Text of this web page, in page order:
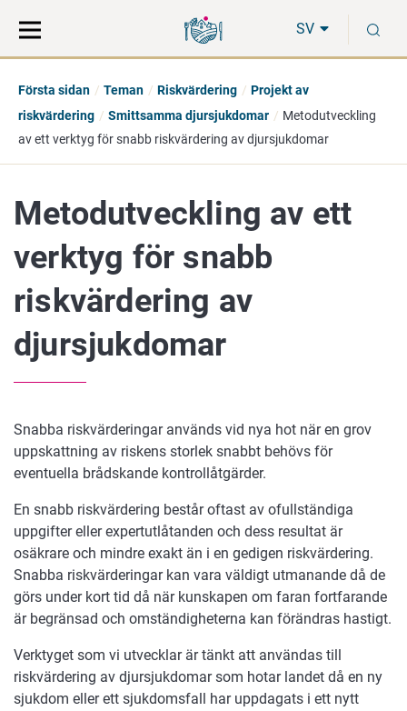
direkt
till
på
hela
SV
Första sidan Teman Riskvärdering
Projekt av
riskvärdering
Smittsamma djursjukdomar
Metodutveckling
av ett verktyg för snabb riskvärdering av djursjukdomar
Metodutveckling av ett
verktyg för snabb
riskvärdering av
djursjukdomar
Snabba riskvärderingar används vid nya hot när en grov
uppskattning av riskens storlek snabbt behövs för
eventuella brådskande kontrollåtgärder.
En snabb riskvärdering består oftast av ofullständiga
uppgifter eller expertutlåtanden och dess resultat är
osäkrare och mindre exakt än i en gedigen riskvärdering.
Snabba riskvärderingar kan vara väldigt utmanande då de
görs under kort tid då när kunskapen om faran fortfarande
är begränsad och omständigheterna kan förändras hastigt.
Verktyget som vi utvecklar är tänkt att användas till
riskvärdering av djursjukdomar som hotar landet då en ny
sjukdom eller ett sjukdomsfall har uppdagats i ett nytt